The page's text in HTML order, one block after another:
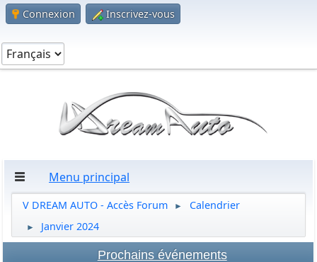
Connexion Inscrivez-vous
Menu principal
V DREAM AUTO - Accès Forum ► Calendrier
► Janvier 2024
Prochains événements